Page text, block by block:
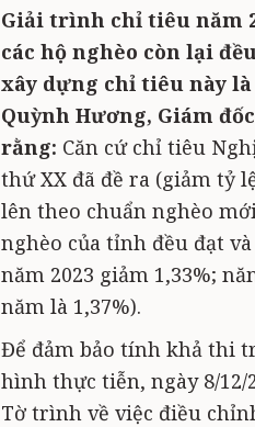
Giải trình chỉ tiêu năm
các hộ nghèo còn lại
xây dựng chỉ tiêu này
Quỳnh Hương, Giám
rằng: Căn cứ chỉ tiêu
thứ XX đã đề ra (giảm tỷ
lên theo chuẩn nghèo
nghèo của tỉnh đều đạt
năm 2023 giảm 1,33%;
năm là 1,37%).
Để đảm bảo tính khả thi
hình thực tiễn, ngày 8/12/
Tờ trình về việc điều